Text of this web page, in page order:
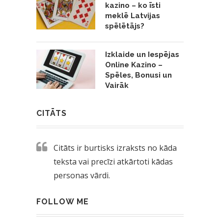
kazino – ko īsti
meklē Latvijas
spēlētājs?
Izklaide un Iespējas
Online Kazino –
Spēles, Bonusi un
Vairāk
CITĀTS
Citāts ir burtisks izraksts no kāda
teksta vai precīzi atkārtoti kādas
personas vārdi.
FOLLOW ME